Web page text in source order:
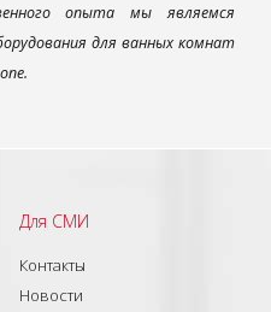
опыта мы являемся
для ванных комнат
Для СМИ
Контакты
Новости